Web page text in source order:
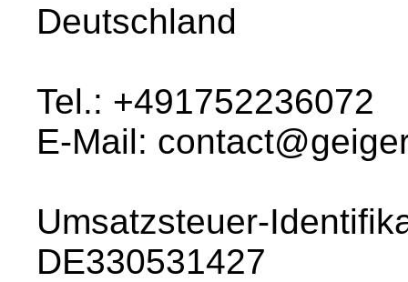
Deutschland
Tel.: +491752236072
E-Mail:
Umsatzsteuer-
DE330531427